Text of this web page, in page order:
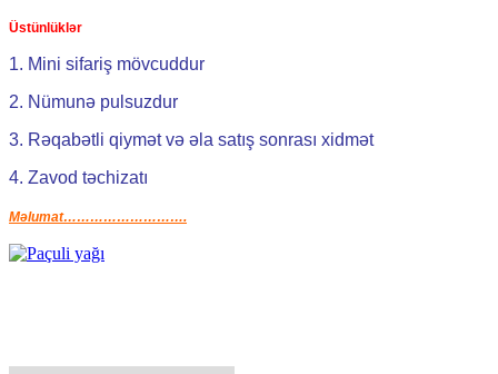
Üstünlüklər
1. Mini sifariş mövcuddur
2. Nümunə pulsuzdur
3. Rəqabətli qiymət və əla satış sonrası xidmət
4. Zavod təchizatı
Məlumat……………………….